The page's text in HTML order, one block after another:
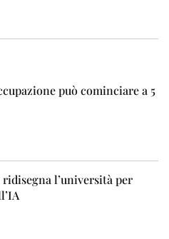
può cominciare a 5
ridisegna l’università per